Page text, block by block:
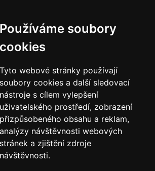
Používáme soubory
cookies
Tyto webové stránky používají
soubory cookies a další sledovací
nástroje s cílem vylepšení
uživatelského prostředí, zobrazení
přizpůsobeného obsahu a reklam,
analýzy návštěvnosti webových
stránek a zjištění zdroje
návštěvnosti.